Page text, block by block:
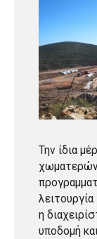
Την ίδια
η
υποδομή